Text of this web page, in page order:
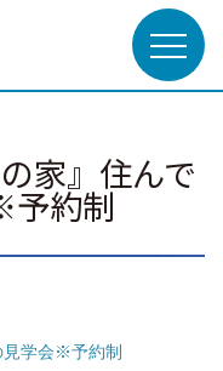
家』住んで
予約制
見学会※予約制